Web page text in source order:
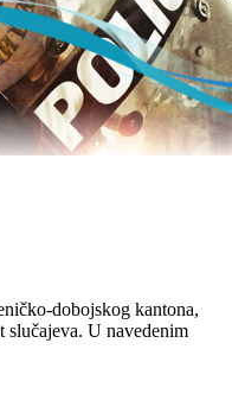
dobojskog kantona,
slučajeva. U navedenim